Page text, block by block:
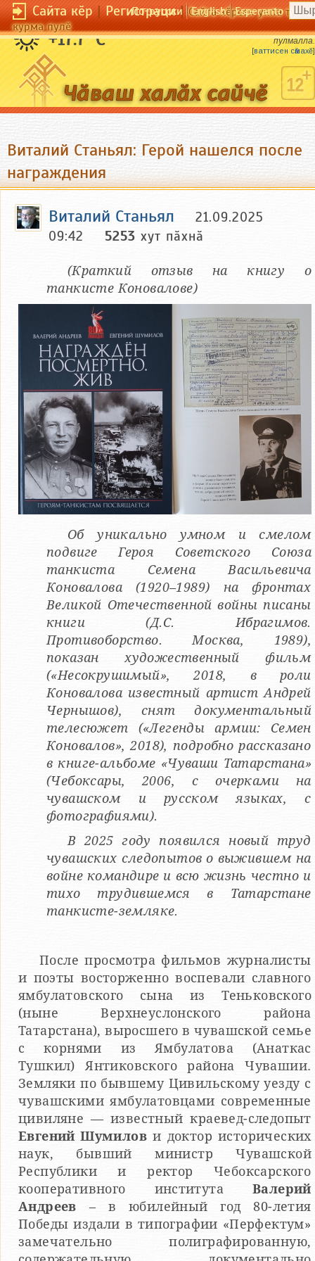
Сайта кӗр|Регистраци|Сайта кӗрсен унпа
курма пулӗ
По-русски English Esperanto
+17.7 °C
Ялта ял пек пулмалла, ҫынра ҫын пек
пулмалла.
[ваттисен сӑмахӗ]
Виталий Станьял: Герой нашелся после
награждения
Виталий Станьял
21.09.2025
09:42
5253 хут пӑхнӑ
(Краткий отзыв на книгу о
танкисте Коновалове)
Об уникально умном и смелом
подвиге Героя Советского Союза
танкиста Семена Васильевича
Коновалова (1920–1989) на фронтах
Великой Отечественной войны писаны
книги (Д.С. Ибрагимов.
Противоборство. Москва, 1989),
показан художественный фильм
(«Несокрушимый», 2018, в роли
Коновалова известный артист Андрей
Чернышов), снят документальный
телесюжет («Легенды армии: Семен
Коновалов», 2018), подробно рассказано
в книге-альбоме «Чуваши Татарстана»
(Чебоксары, 2006, с очерками на
чувашском и русском языках, с
фотографиями).
В 2025 году появился новый труд
чувашских следопытов о выжившем на
войне командире и всю жизнь честно и
тихо трудившемся в Татарстане
танкисте-земляке.
После просмотра фильмов журналисты
и поэты восторженно воспевали славного
ямбулатовского сына из Теньковского
(ныне Верхнеуслонского района
Татарстана), выросшего в чувашской семье
с корнями из Ямбулатова (Анаткас
Тушкил) Янтиковского района Чувашии.
Земляки по бывшему Цивильскому уезду с
чувашскими ямбулатовцами современные
цивиляне — известный краевед-следопыт
Евгений Шумилов и доктор исторических
наук, бывший министр Чувашской
Республики и ректор Чебоксарского
кооперативного института Валерий
Андреев – в юбилейный год 80-летия
Победы издали в типографии «Перфектум»
замечательно полиграфированную,